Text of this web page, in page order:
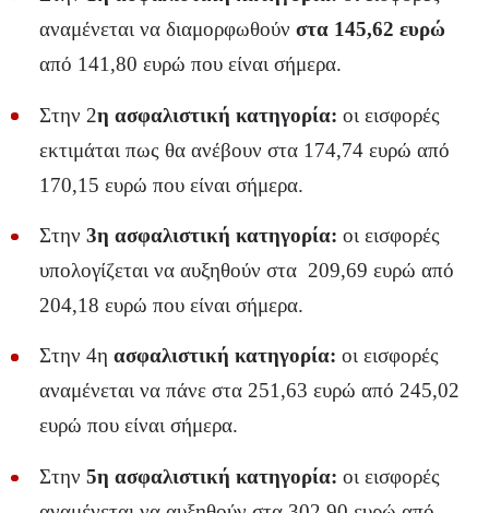
αναμένεται να διαμορφωθούν στα 145,62 ευρώ
από 141,80 ευρώ που είναι σήμερα.
Στην 2η ασφαλιστική κατηγορία: οι εισφορές
εκτιμάται πως θα ανέβουν στα 174,74 ευρώ από
170,15 ευρώ που είναι σήμερα.
Στην 3η ασφαλιστική κατηγορία: οι εισφορές
υπολογίζεται να αυξηθούν στα 209,69 ευρώ από
204,18 ευρώ που είναι σήμερα.
Στην 4η ασφαλιστική κατηγορία: οι εισφορές
αναμένεται να πάνε στα 251,63 ευρώ από 245,02
ευρώ που είναι σήμερα.
Στην 5η ασφαλιστική κατηγορία: οι εισφορές